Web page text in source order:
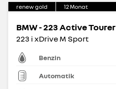
renew gold 12Monat
BMW - 223 Active Tourer
223 i xDrive M Sport
Benzin
Automatik